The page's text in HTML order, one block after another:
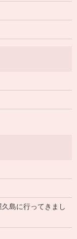
島に行ってきまし